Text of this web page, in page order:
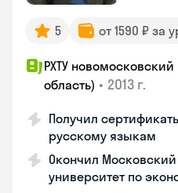
5 от 1590 ₽ за
РХТУ новомосковский
область) • 2013 г.
Получил
русскому языкам
Окончил
университет по